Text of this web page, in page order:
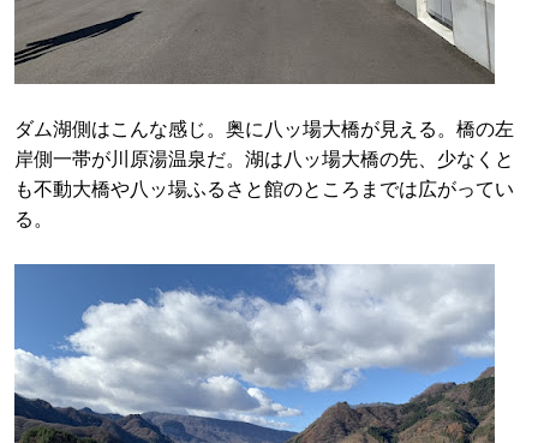
ダム湖側はこんな感じ。奥に八ッ場大橋が見える。橋の左
岸側一帯が川原湯温泉だ。湖は八ッ場大橋の先、少なくと
も不動大橋や八ッ場ふるさと館のところまでは広がってい
る。